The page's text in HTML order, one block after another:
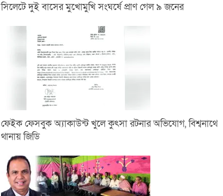
সিলেটে দুই বাসের মুখোমুখি সংঘর্ষে প্রাণ গেল ৯ জনের
ফেইক ফেসবুক অ্যাকাউন্ট খুলে কুৎসা রটনার অভিযোগ, বিশ্বনাথে
থানায় জিডি